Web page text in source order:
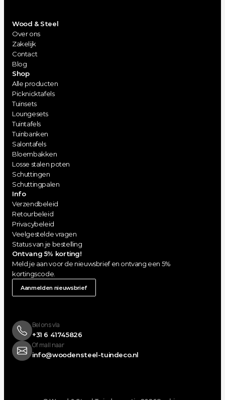
Wood & Steel
Over ons
Zakelijk
Contact
Blog
Shop
Alle producten
Picknicktafels
Tuinsets
Loungesets
Tuintafels
Tuinbanken
Salontafels
Bloembakken
Losse stalen poten
Schuttingen
Schuttingpalen
Info
Verzendbeleid
Retourbeleid
Privacybeleid
Veelgestelde vragen
Status van je bestelling
Ontvang 5% korting!
Meld je aan voor de nieuwsbrief en ontvang een 5%
kortingscode.
Aanmelden nieuwsbrief
Bel ons via
+31 6 41745826
Of mail naar
info@woodensteel-tuindeco.nl